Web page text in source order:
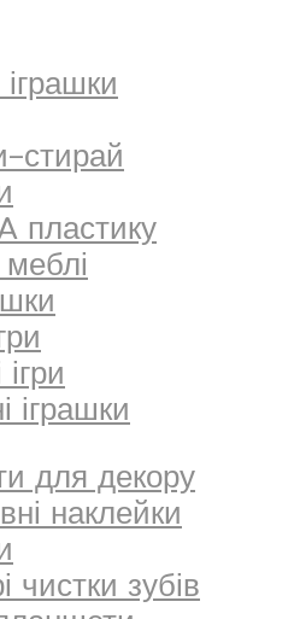
іграшки
стирай
пластику
меблі
іграшки
для декору
наклейки
чистки зубів